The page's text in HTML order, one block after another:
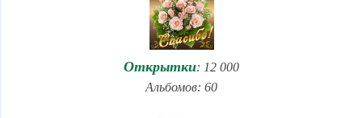
Открытки: 12 000
Альбомов: 60